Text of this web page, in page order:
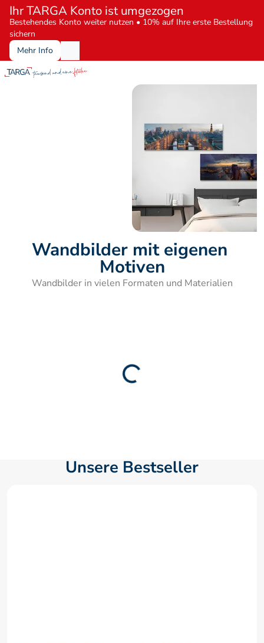
Ihr TARGA Konto ist umgezogen
Bestehendes Konto weiter nutzen • 10% auf Ihre erste Bestellung
sichern
Mehr Info
Wandbilder mit eigenen
Motiven
Wandbilder in vielen Formaten und Materialien
Unsere Bestseller